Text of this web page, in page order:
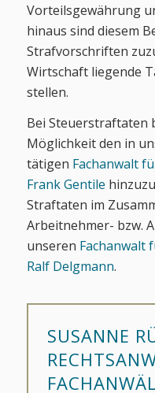
Vorteilsgewährung
hinaus sind diesem
Strafvorschriften
Wirtschaft liegende
stellen.
Bei Steuerstraftaten
Möglichkeit den in
tätigen Fachanwalt
Frank Gentile
Straftaten im
Arbeitnehmer- bzw.
unseren Fachanwalt
Ralf Delgmann.
SUSANNE